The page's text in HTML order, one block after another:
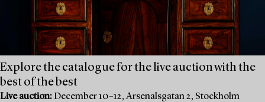
Explore the catalogue for the live auction with the
best of the best
Live auction: December 10–12, Arsenalsgatan 2, Stockholm